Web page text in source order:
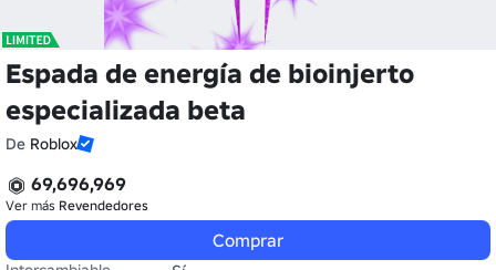
Espada de energía de bioinjerto
especializada beta
De Roblox
69,696,969
Ver más Revendedores
Comprar